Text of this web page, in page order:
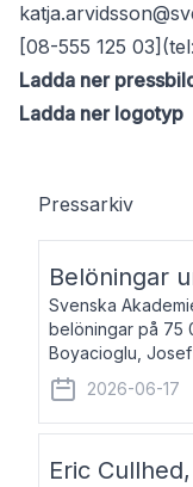
[08-555 125
Ladda ner
Ladda ner logotyp
Pressarkiv
Belöningar
Svenska
belöningar på 75
Boyacioglu,
Stenroth och
född 1981, är
2026-06-17
Eric